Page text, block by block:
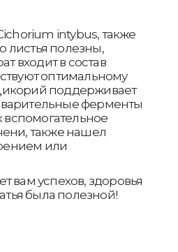
intybus, также
листья полезны,
входит в состав
оптимальному
поддерживает
ферменты
вспомогательное
также нашел
или
вам успехов, здоровья
была полезной!